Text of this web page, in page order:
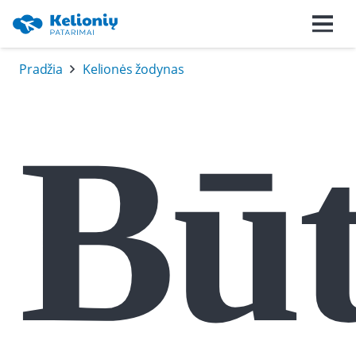
Pradžia Kelionės žodynas